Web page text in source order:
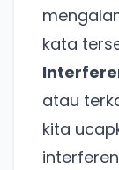
kata
atau
kita